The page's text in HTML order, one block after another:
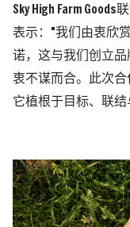
Sky High Farm Goods
表示："我们由衷欣
诺，这与我们创立
衷不谋而合。此次合
它植根于目标、联结